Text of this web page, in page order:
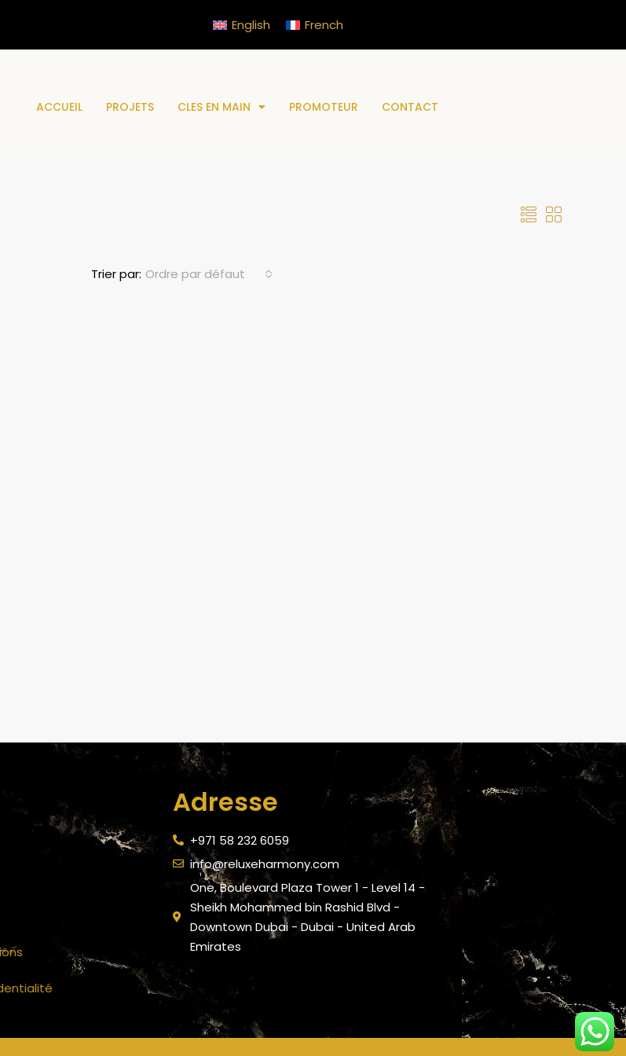
English French
ACCUEIL PROJETS CLES EN MAIN PROMOTEUR CONTACT
Trier par: Ordre par défaut
Adresse
+971 58 232 6059
info@reluxeharmony.com
One, Boulevard Plaza Tower 1 - Level 14 -
Sheikh Mohammed bin Rashid Blvd -
Downtown Dubai - Dubai - United Arab
Emirates